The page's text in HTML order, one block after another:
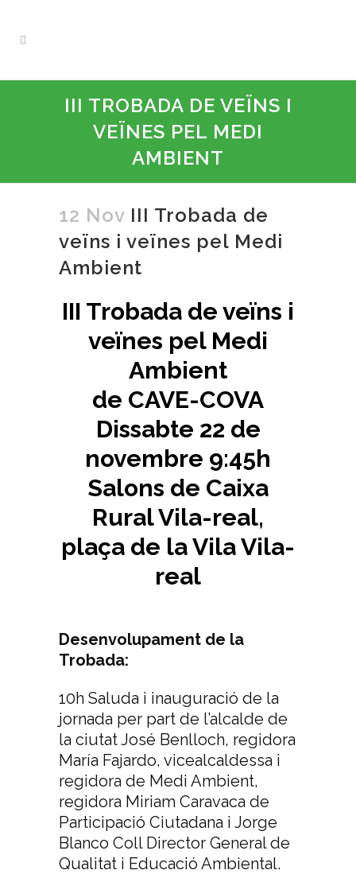
III TROBADA DE VEÏNS I
VEÏNES PEL MEDI
AMBIENT
12 Nov III Trobada de
veïns i veïnes pel Medi
Ambient
III Trobada de veïns i
veïnes pel Medi
Ambient
de CAVE-COVA
Dissabte 22 de
novembre 9:45h
Salons de Caixa
Rural Vila-real,
plaça de la Vila Vila-
real
Desenvolupament de la
Trobada:
10h Saluda i inauguració de la
jornada per part de l’alcalde de
la ciutat José Benlloch, regidora
María Fajardo, vicealcaldessa i
regidora de Medi Ambient,
regidora Miriam Caravaca de
Participació Ciutadana i Jorge
Blanco Coll Director General de
Qualitat i Educació Ambiental.